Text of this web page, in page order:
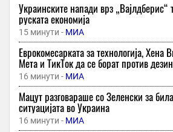
Украинските напади врз „Вајлдберис“
руската економија
15 минути - МИА
Еврокoмесарката за технологија, Хена
Мета и ТикТок да се борат против
16 минути - МИА
Мацут разговараше со Зеленски за
ситуацијата во Украина
16 минути - МИА